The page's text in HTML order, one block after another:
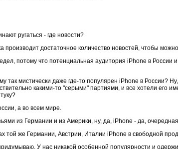
ругаться - где новости?
производит достаточное количество новостей, чтобы
потому что потенциальная аудитория iPhone в России
так мистически даже где-то популярен iPhone в России?
какими-то "серыми" партиями, и все хотели его
а во всем мире.
из Германии и из Америки, ну, да, iPhone - да,
той же Германии, Австрии, Италии iPhone в свободной
У нас никакой особенной популярности и